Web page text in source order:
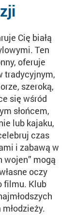
Cię białą
Ten
oferuje
tradycyjnym,
szeroką,
się wśród
słońcem,
lub kajaku,
czas
i zabawą w
wojen” mogą
oczy
filmu. Klub